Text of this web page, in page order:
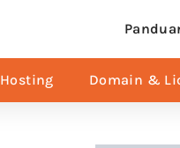
Hosting Domain &